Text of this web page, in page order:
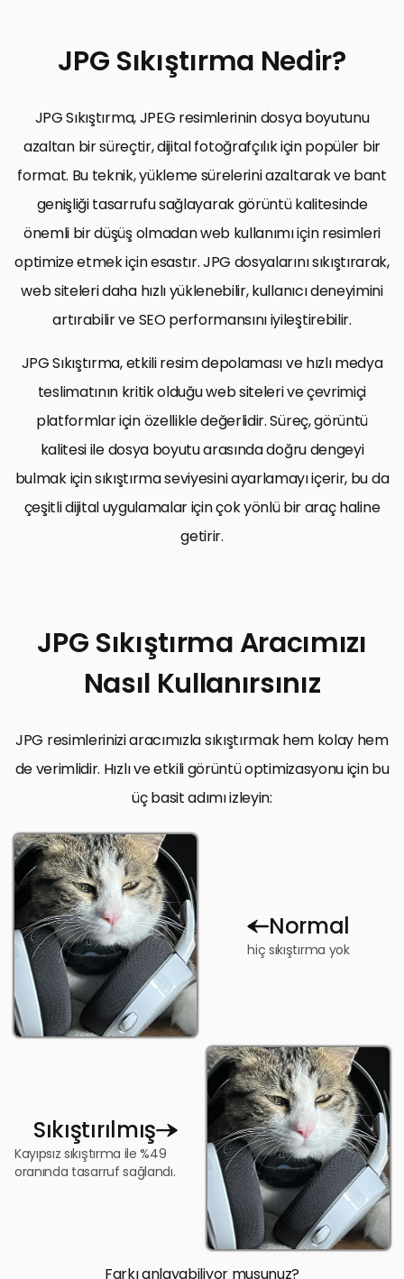
JPG Sıkıştırma Nedir?
JPG Sıkıştırma, JPEG resimlerinin dosya boyutunu
azaltan bir süreçtir, dijital fotoğrafçılık için popüler bir
format. Bu teknik, yükleme sürelerini azaltarak ve bant
genişliği tasarrufu sağlayarak görüntü kalitesinde
önemli bir düşüş olmadan web kullanımı için resimleri
optimize etmek için esastır. JPG dosyalarını sıkıştırarak,
web siteleri daha hızlı yüklenebilir, kullanıcı deneyimini
artırabilir ve SEO performansını iyileştirebilir.
JPG Sıkıştırma, etkili resim depolaması ve hızlı medya
teslimatının kritik olduğu web siteleri ve çevrimiçi
platformlar için özellikle değerlidir. Süreç, görüntü
kalitesi ile dosya boyutu arasında doğru dengeyi
bulmak için sıkıştırma seviyesini ayarlamayı içerir, bu da
çeşitli dijital uygulamalar için çok yönlü bir araç haline
getirir.
JPG Sıkıştırma Aracımızı
Nasıl Kullanırsınız
JPG resimlerinizi aracımızla sıkıştırmak hem kolay hem
de verimlidir. Hızlı ve etkili görüntü optimizasyonu için bu
üç basit adımı izleyin:
Normal
hiç sıkıştırma yok
Sıkıştırılmış
Kayıpsız sıkıştırma ile %49
oranında tasarruf sağlandı.
Farkı anlayabiliyor musunuz?